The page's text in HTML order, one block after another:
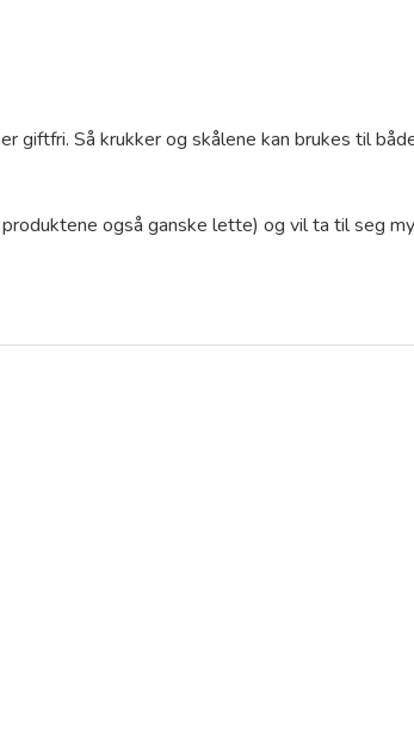
giftfri. Så krukker og skålene kan brukes til
også ganske lette) og vil ta til seg